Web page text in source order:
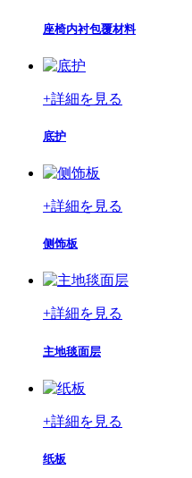
座椅内衬包覆材料
+詳細を見る
底护
+詳細を見る
侧饰板
+詳細を見る
主地毯面层
+詳細を見る
纸板